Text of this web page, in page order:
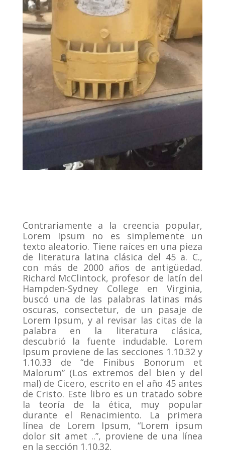
Contrariamente a la creencia popular,
Lorem Ipsum no es simplemente un
texto aleatorio. Tiene raíces en una pieza
de literatura latina clásica del 45 a. C.,
con más de 2000 años de antigüedad.
Richard McClintock, profesor de latín del
Hampden-Sydney College en Virginia,
buscó una de las palabras latinas más
oscuras, consectetur, de un pasaje de
Lorem Ipsum, y al revisar las citas de la
palabra en la literatura clásica,
descubrió la fuente indudable.
Lorem
Ipsum proviene de las secciones 1.10.32 y
1.10.33 de “de Finibus Bonorum et
Malorum” (Los extremos del bien y del
mal) de Cicero, escrito en el año 45 antes
de Cristo. Este libro es un tratado sobre
la teoría de la ética, muy popular
durante el Renacimiento.
La primera
línea de Lorem Ipsum, “Lorem ipsum
dolor sit amet ..”, proviene de una línea
en la sección 1.10.32.